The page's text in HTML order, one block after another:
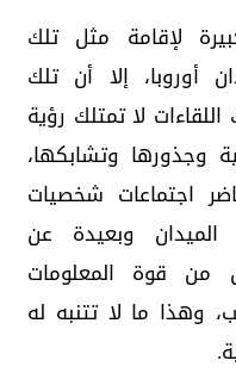
لإقامة مثل تلك
أوروبا، إلا أن تلك
لا تمتلك رؤية
وجذورها وتشابكها،
اجتماعات شخصيات
وبعيدة عن
من قوة المعلومات
وهذا ما لا تتنبه له